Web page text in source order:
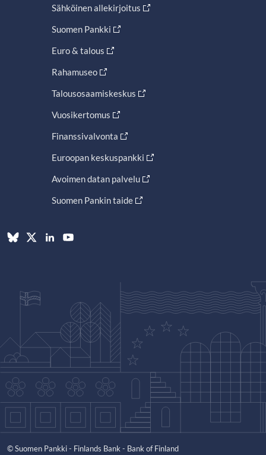
Sähköinen allekirjoitus
Suomen Pankki
Euro & talous
Rahamuseo
Talousosaamiskeskus
Vuosikertomus
Finanssivalvonta
Euroopan keskuspankki
Avoimen datan palvelu
Suomen Pankin taide
© Suomen Pankki - Finlands Bank - Bank of Finland